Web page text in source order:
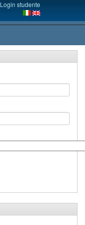
Login studente